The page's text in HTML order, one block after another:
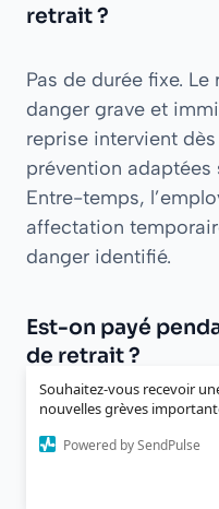
Souhaitez-vous recevoir
nouvelles grèves
Powered by SendPulse
retrait ?
Pas de durée fixe.
danger grave et
reprise intervient
prévention
Entre-temps,
affectation
danger identifié.
Est-on payé
de retrait ?
Oui si le retrait est
retenue de salaire.
l’employeur peut